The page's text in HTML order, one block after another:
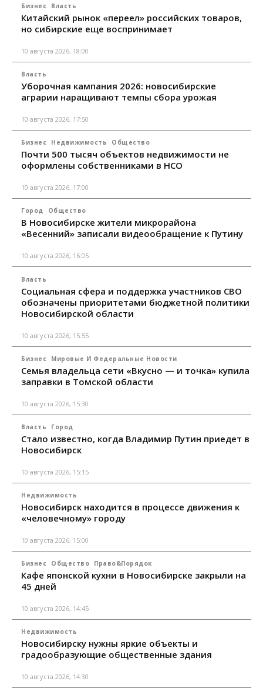
Бизнес Власть
Китайский рынок «переел» российских товаров,
но сибирские еще воспринимает
10 августа 2026, 18:00
Власть
Уборочная кампания 2026: новосибирские
аграрии наращивают темпы сбора урожая
10 августа 2026, 17:50
Бизнес Недвижимость Общество
Почти 500 тысяч объектов недвижимости не
оформлены собственниками в НСО
10 августа 2026, 17:00
Город Общество
В Новосибирске жители микрорайона
«Весенний» записали видеообращение к Путину
10 августа 2026, 16:05
Власть
Социальная сфера и поддержка участников СВО
обозначены приоритетами бюджетной политики
Новосибирской области
10 августа 2026, 15:55
Бизнес Мировые И Федеральные Новости
Семья владельца сети «Вкусно — и точка» купила
заправки в Томской области
10 августа 2026, 15:30
Власть Город
Стало известно, когда Владимир Путин приедет в
Новосибирск
10 августа 2026, 15:15
Недвижимость
Новосибирск находится в процессе движения к
«человечному» городу
10 августа 2026, 15:00
Бизнес Общество Право&Порядок
Кафе японской кухни в Новосибирске закрыли на
45 дней
10 августа 2026, 14:45
Недвижимость
Новосибирску нужны яркие объекты и
градообразующие общественные здания
10 августа 2026, 14:30